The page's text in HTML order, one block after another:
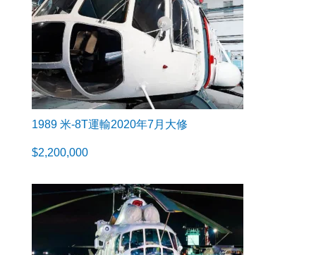
1989 米-8T運輸2020年7月大修
$2,200,000